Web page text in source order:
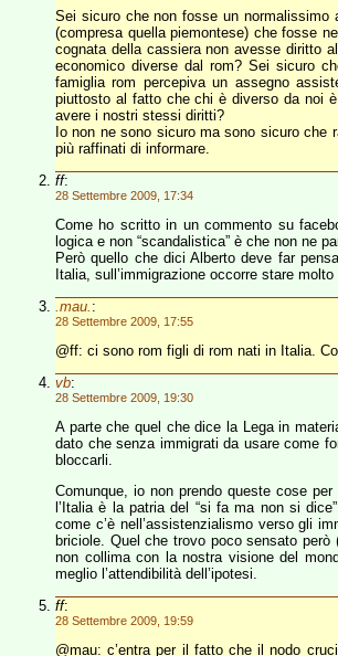
Sei sicuro che non fosse un normalissimo
(compresa quella piemontese) che fosse
cognata della cassiera non avesse diritto
economico diverse dal rom? Sei sicuro
famiglia rom percepiva un assegno
piuttosto al fatto che chi è diverso da noi
avere i nostri stessi diritti?
Io non ne sono sicuro ma sono sicuro che
più raffinati di informare.
ff:
28 Settembre 2009, 17:34
Come ho scritto in un commento su
logica e non “scandalistica” è che non ne
Però quello che dici Alberto deve far
Italia, sull’immigrazione occorre stare
.mau. :
28 Settembre 2009, 17:55
@ff: ci sono rom figli di rom nati in Italia.
vb:
28 Settembre 2009, 19:30
A parte che quel che dice la Lega in
dato che senza immigrati da usare come
bloccarli.
Comunque, io non prendo queste cose
l’Italia è la patria del “si fa ma non si
come c’è nell’assistenzialismo verso gli
briciole. Quel che trovo poco sensato
non collima con la nostra visione del
meglio l’attendibilità dell’ipotesi.
ff:
28 Settembre 2009, 19:59
@mau: c’entra per il fatto che il nodo